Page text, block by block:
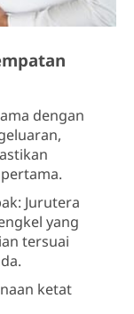
dengan
Jurutera
yang
tersuai
ketat